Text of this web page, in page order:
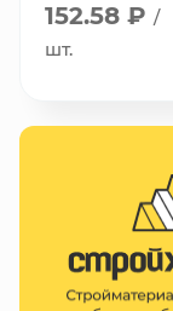
152.58 ₽ /
шт.